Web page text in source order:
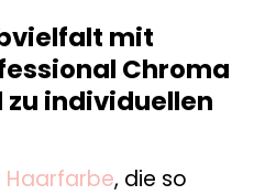
mit
Chroma
zu individuellen
Haarfarbe, die so